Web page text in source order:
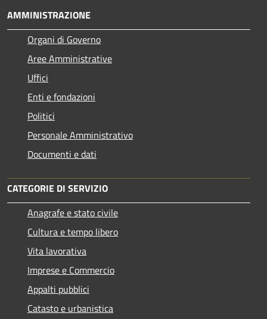
AMMINISTRAZIONE
Organi di Governo
Aree Amministrative
Uffici
Enti e fondazioni
Politici
Personale Amministrativo
Documenti e dati
CATEGORIE DI SERVIZIO
Anagrafe e stato civile
Cultura e tempo libero
Vita lavorativa
Imprese e Commercio
Appalti pubblici
Catasto e urbanistica